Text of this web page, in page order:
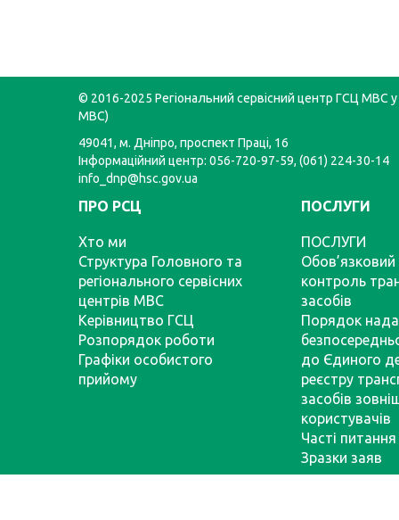
© 2016-2025 Регіональний сервісний центр ГСЦ МВС у
МВС)
49041, м. Дніпро, проспект Праці, 16
Інформаційний центр: 056-720-97-59, (061) 224-30-14
info_dnp@hsc.gov.ua
ПРО РСЦ
Хто ми
Структура Головного та
регіонального сервісних
центрів МВС
Керівництво ГСЦ
Розпорядок роботи
Графіки особистого
прийому
ПОСЛУГИ
ПОСЛУГИ
Обов’язковий
контроль
засобів
Порядок
до Єдиного
реєстру
засобів
користувачів
Часті питання
Зразки заяв